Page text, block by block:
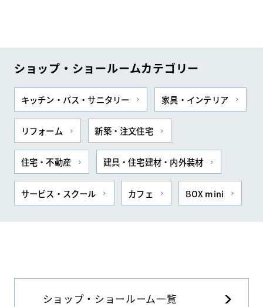
ショップ・ショールームカテゴリー
キッチン・バス・サニタリー 家具・インテリア
リフォーム 新築・注文住宅
住宅・不動産 建具・住宅建材・内外装材
サービス・スクール カフェ BOX mini
ショップ・ショールーム一覧